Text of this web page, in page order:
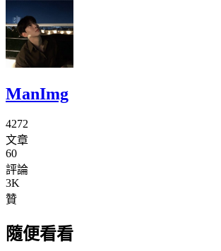
ManImg
4272
文章
60
評論
3K
贊
隨便看看